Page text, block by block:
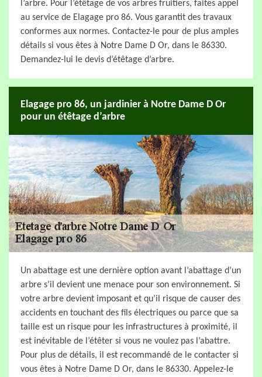
l’arbre. Pour l’étêtage de vos arbres fruitiers, faites appel
au service de Elagage pro 86. Vous garantit des travaux
conformes aux normes. Contactez-le pour de plus amples
détails si vous êtes à Notre Dame D Or, dans le 86330.
Demandez-lui le devis d’étêtage d’arbre.
Elagage pro 86, un jardinier à Notre Dame D Or
pour un étêtage d’arbre
Un abattage est une dernière option avant l’abattage d’un
arbre s’il devient une menace pour son environnement. Si
votre arbre devient imposant et qu’il risque de causer des
accidents en touchant des fils électriques ou parce que sa
taille est un risque pour les infrastructures à proximité, il
est inévitable de l’étêter si vous ne voulez pas l’abattre.
Pour plus de détails, il est recommandé de le contacter si
vous êtes à Notre Dame D Or, dans le 86330. Appelez-le